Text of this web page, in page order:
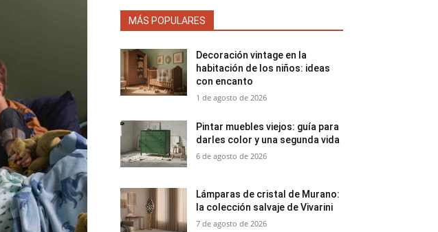
MÁS POPULARES
Decoración vintage en la
habitación de los niños: ideas
con encanto
1 de agosto de 2026
Pintar muebles viejos: guía para
darles color y una segunda vida
6 de agosto de 2026
Lámparas de cristal de Murano:
la colección salvaje de Vivarini
7 de agosto de 2026